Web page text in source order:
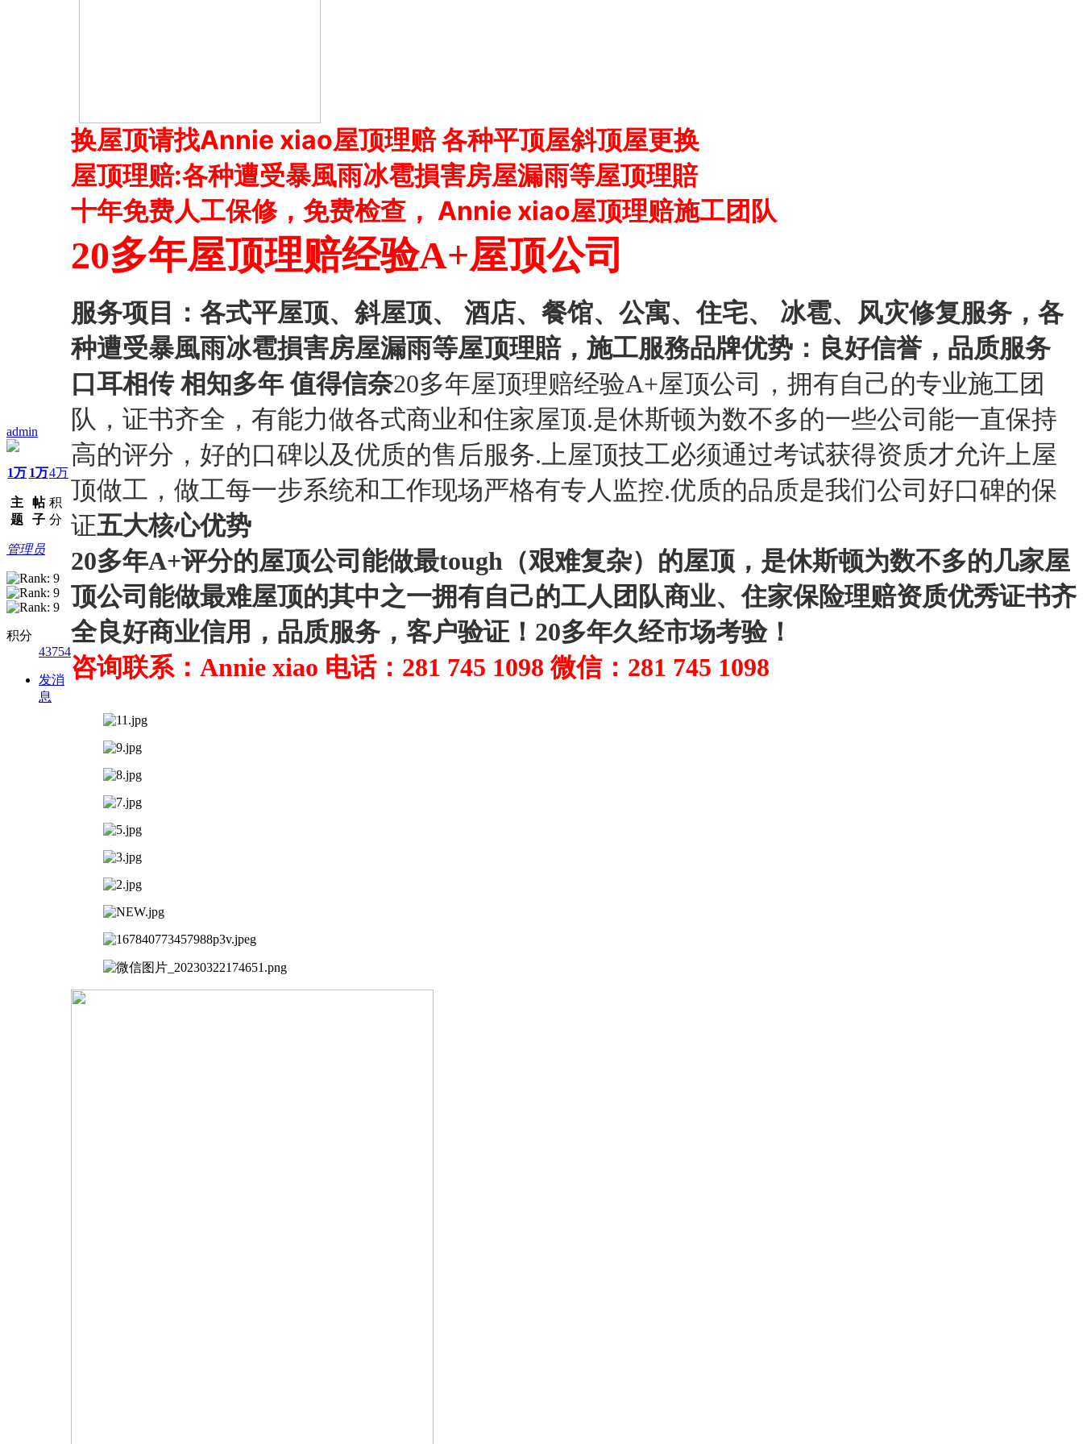
admin
1万
主
题
1万
帖
子
4万
积
分
管理员
积分
43754
发消
息
换屋顶请找Annie xiao屋顶理赔 各种平顶屋斜顶屋更换
屋顶理赔:各种遭受暴風雨冰雹損害房屋漏雨等屋顶理賠
十年免费人工保修，免费检查， Annie xiao屋顶理赔施工团队
20多年屋顶理赔经验A+屋顶公司
服务项目：各式平屋顶、斜屋顶、 酒店、餐馆、公寓、住宅、 冰雹、风灾修复服务，各
种遭受暴風雨冰雹損害房屋漏雨等屋顶理賠，施工服務品牌优势：良好信誉，品质服务
口耳相传 相知多年 值得信奈20多年屋顶理赔经验A+屋顶公司，拥有自己的专业施工团
队，证书齐全，有能力做各式商业和住家屋顶.是休斯顿为数不多的一些公司能一直保持
高的评分，好的口碑以及优质的售后服务.上屋顶技工必须通过考试获得资质才允许上屋
顶做工，做工每一步系统和工作现场严格有专人监控.优质的品质是我们公司好口碑的保
证五大核心优势
20多年A+评分的屋顶公司能做最tough（艰难复杂）的屋顶，是休斯顿为数不多的几家屋
顶公司能做最难屋顶的其中之一拥有自己的工人团队商业、住家保险理赔资质优秀证书齐
全良好商业信用，品质服务，客户验证！20多年久经市场考验！
咨询联系：Annie xiao 电话：281 745 1098 微信：281 745 1098